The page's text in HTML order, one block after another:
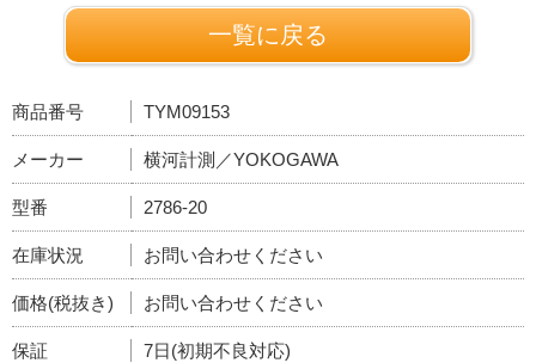
一覧に戻る
商品番号 TYM09153
メーカー 横河計測／YOKOGAWA
型番 2786-20
在庫状況 お問い合わせください
価格(税抜き) お問い合わせください
保証 7日(初期不良対応)